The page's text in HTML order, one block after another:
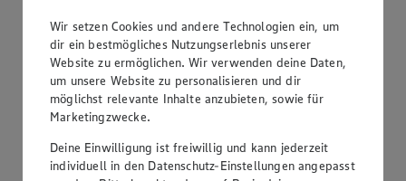
Wir setzen Cookies und andere Technologien ein, um
dir ein bestmögliches Nutzungserlebnis unserer
Website zu ermöglichen. Wir verwenden deine Daten,
um unsere Website zu personalisieren und dir
möglichst relevante Inhalte anzubieten, sowie für
Marketingzwecke.
Deine Einwilligung ist freiwillig und kann jederzeit
individuell in den Datenschutz-Einstellungen angepasst